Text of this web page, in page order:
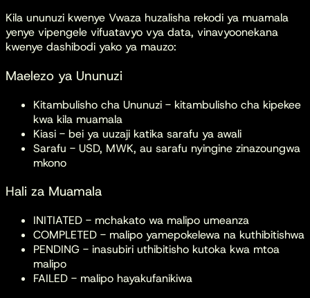
Kila ununuzi kwenye Vwaza huzalisha rekodi ya muamala
yenye vipengele vifuatavyo vya data, vinavyoonekana
kwenye dashibodi yako ya mauzo:
Maelezo ya Ununuzi
Kitambulisho cha Ununuzi - kitambulisho cha kipekee
kwa kila muamala
Kiasi - bei ya uuzaji katika sarafu ya awali
Sarafu - USD, MWK, au sarafu nyingine zinazoungwa
mkono
Hali za Muamala
INITIATED - mchakato wa malipo umeanza
COMPLETED - malipo yamepokelewa na kuthibitishwa
PENDING - inasubiri uthibitisho kutoka kwa mtoa
malipo
FAILED - malipo hayakufanikiwa